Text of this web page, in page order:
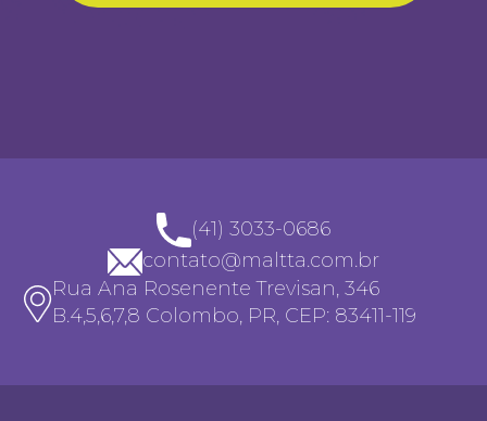
(41) 3033-0686
contato@maltta.com.br
Rua Ana Rosenente Trevisan, 346
B.4,5,6,7,8 Colombo, PR, CEP: 83411-119